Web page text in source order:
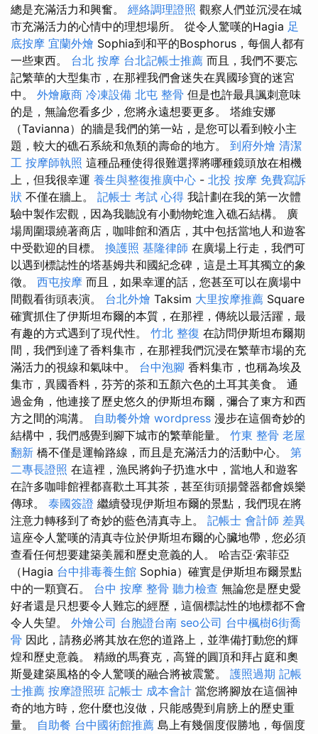
總是充滿活力和興奮。 經絡調理證照 觀察人們並沉浸在城
市充滿活力的心情中的理想場所。 從令人驚嘆的Hagia 足
底按摩 宜蘭外燴 Sophia到和平的Bosphorus，每個人都有
一些東西。 台北 按摩 台北記帳士推薦 而且，我們不要忘
記繁華的大型集市，在那裡我們會迷失在異國珍寶的迷宮
中。 外燴廠商 冷凍設備 北屯 整骨 但是也許最具諷刺意味
的是，無論您看多少，您將永遠想要更多。 塔維安娜
（Tavianna）的牆是我們的第一站，是您可以看到較小主
題，較大的礁石系統和魚類的壽命的地方。 到府外燴 清潔
工 按摩師執照 這種品種使得很難選擇將哪種鏡頭放在相機
上，但我很幸運 養生與整復推廣中心 - 北投 按摩 免費寫訴
狀 不僅在牆上。 記帳士 考試 心得 我計劃在我的第一次體
驗中製作宏觀，因為我聽說有小動物蛇進入礁石結構。 廣
場周圍環繞著商店，咖啡館和酒店，其中包括當地人和遊客
中受歡迎的目標。 換護照 基隆律師 在廣場上行走，我們可
以遇到標誌性的塔基姆共和國紀念碑，這是土耳其獨立的象
徵。 西屯按摩 而且，如果幸運的話，您甚至可以在廣場中
間觀看街頭表演。 台北外燴 Taksim 大里按摩推薦 Square
確實抓住了伊斯坦布爾的本質，在那裡，傳統以最活躍，最
有趣的方式遇到了現代性。 竹北 整復 在訪問伊斯坦布爾期
間，我們到達了香料集市，在那裡我們沉浸在繁華市場的充
滿活力的視線和氣味中。 台中泡腳 香料集市，也稱為埃及
集市，異國香料，芬芳的茶和五顏六色的土耳其美食。 通
過金角，他連接了歷史悠久的伊斯坦布爾，彌合了東方和西
方之間的鴻溝。 自助餐外燴 wordpress 漫步在這個奇妙的
結構中，我們感覺到腳下城市的繁華能量。 竹東 整骨 老屋
翻新 橋不僅是運輸路線，而且是充滿活力的活動中心。 第
二專長證照 在這裡，漁民將鉤子扔進水中，當地人和遊客
在許多咖啡館裡都喜歡土耳其茶，甚至街頭揚聲器都會娛樂
傳球。 泰國簽證 繼續發現伊斯坦布爾的景點，我們現在將
注意力轉移到了奇妙的藍色清真寺上。 記帳士 會計師 差異
這座令人驚嘆的清真寺位於伊斯坦布爾的心臟地帶，您必須
查看任何想要建築美麗和歷史意義的人。 哈吉亞·索菲亞
（Hagia 台中排毒養生館 Sophia）確實是伊斯坦布爾景點
中的一顆寶石。 台中 按摩 整骨 聽力檢查 無論您是歷史愛
好者還是只想要令人難忘的經歷，這個標誌性的地標都不會
令人失望。 外燴公司 台胞證台南 seo公司 台中楓樹6街喬
骨 因此，請務必將其放在您的道路上，並準備打動您的輝
煌和歷史意義。 精緻的馬賽克，高聳的圓頂和拜占庭和奧
斯曼建築風格的令人驚嘆的融合將被震驚。 護照過期 記帳
士推薦 按摩證照班 記帳士 成本會計 當您將腳放在這個神
奇的地方時，您什麼也沒做，只能感覺到肩膀上的歷史重
量。 自助餐 台中國術館推薦 島上有幾個度假勝地，每個度